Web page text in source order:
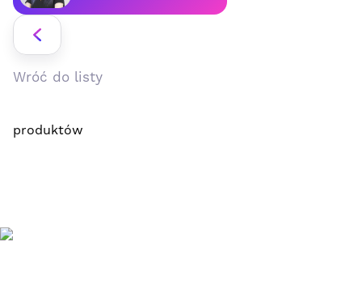
Wróć do listy
produktów